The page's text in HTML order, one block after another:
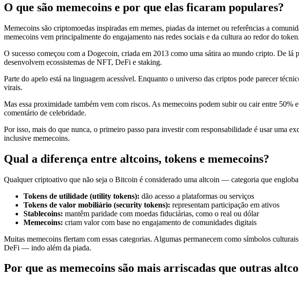
O que são memecoins e por que elas ficaram populares?
Memecoins são criptomoedas inspiradas em memes, piadas da internet ou referências a
memecoins vem principalmente do engajamento nas redes sociais e da cultura ao redor do token.
O sucesso começou com a Dogecoin, criada em 2013 como uma sátira ao mundo cripto. De
desenvolvem ecossistemas de NFT, DeFi e staking.
Parte do apelo está na linguagem acessível. Enquanto o universo das criptos pode parecer
virais.
Mas essa proximidade também vem com riscos. As memecoins podem subir ou cair entre
comentário de celebridade.
Por isso, mais do que nunca, o primeiro passo para investir com responsabilidade é usar
inclusive memecoins.
Qual a diferença entre altcoins, tokens e memecoins?
Qualquer criptoativo que não seja o Bitcoin é considerado uma altcoin — categoria que
Tokens de utilidade (utility tokens): dão acesso a plataformas ou serviços
Tokens de valor mobiliário (security tokens): representam participação em ativos
Stablecoins: mantêm paridade com moedas fiduciárias, como o real ou dólar
Memecoins: criam valor com base no engajamento de comunidades digitais
Muitas memecoins flertam com essas categorias. Algumas permanecem como símbolos
DeFi — indo além da piada.
Por que as memecoins são mais arriscadas que outras